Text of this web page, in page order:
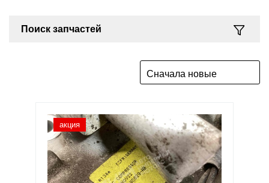
Поиск запчастей
Сначала новые
акция